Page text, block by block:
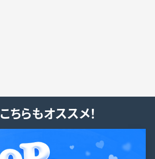
こちらもオススメ！